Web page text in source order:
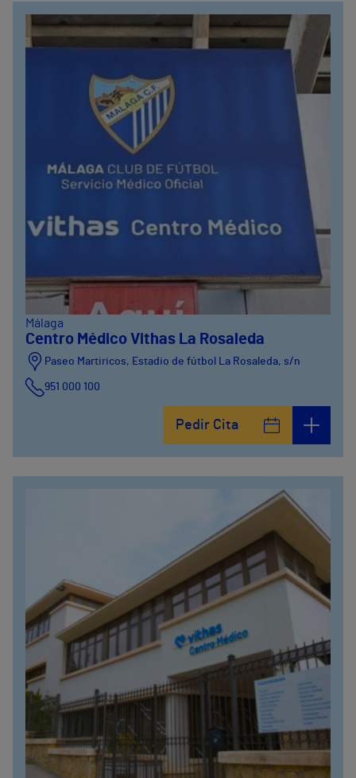
Málaga
Centro Médico Vithas La Rosaleda
Paseo Martiricos, Estadio de fútbol La Rosaleda, s/n
951 000 100
Pedir Cita